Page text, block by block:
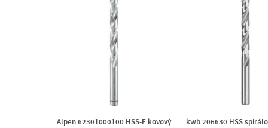
Alpen 62301000100 HSS-E kovový
kwb 206630 HSS